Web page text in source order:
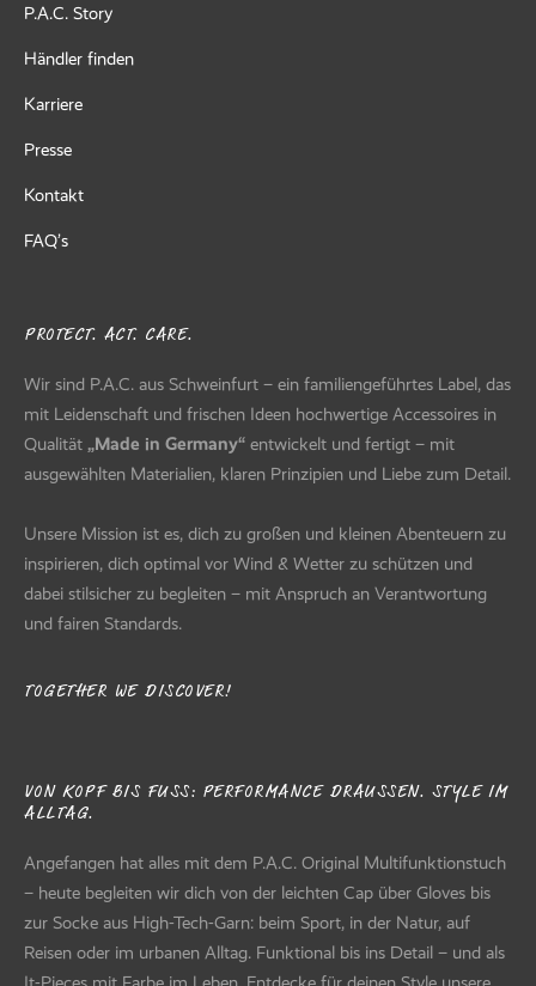
P.A.C. Story
Händler finden
Karriere
Presse
Kontakt
FAQ’s
PROTECT. ACT. CARE.
Wir sind P.A.C. aus Schweinfurt – ein familiengeführtes Label, das
mit Leidenschaft und frischen Ideen hochwertige Accessoires in
Qualität „Made in Germany“ entwickelt und fertigt – mit
ausgewählten Materialien, klaren Prinzipien und Liebe zum Detail.
Unsere Mission ist es, dich zu großen und kleinen Abenteuern zu
inspirieren, dich optimal vor Wind & Wetter zu schützen und
dabei stilsicher zu begleiten – mit Anspruch an Verantwortung
und fairen Standards.
TOGETHER WE DISCOVER!
VON KOPF BIS FUSS: PERFORMANCE DRAUSSEN. STYLE IM AL
LTAG.
Angefangen hat alles mit dem P.A.C. Original Multifunktionstuch
– heute begleiten wir dich von der leichten Cap über Gloves bis
zur Socke aus High-Tech-Garn: beim Sport, in der Natur, auf
Reisen oder im urbanen Alltag. Funktional bis ins Detail – und als